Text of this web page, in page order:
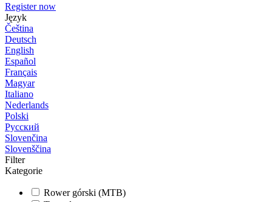
Register now
Język
Čeština
Deutsch
English
Español
Français
Magyar
Italiano
Nederlands
Polski
Русский
Slovenčina
Slovenščina
Filter
Kategorie
Rower górski (MTB)